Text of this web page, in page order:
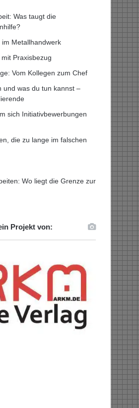
Was taugt die
im Metallhandwerk
Praxisbezug
Vom Kollegen zum Chef
und was du tun kannst –
sich Initiativbewerbungen
die zu lange im falschen
Wo liegt die Grenze zur
Projekt von: